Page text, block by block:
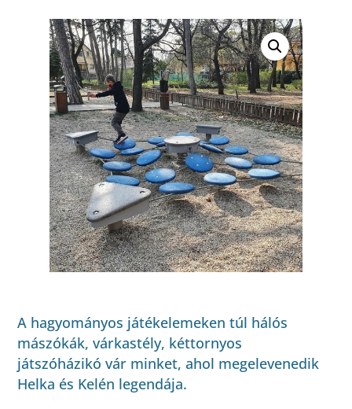
A hagyományos játékelemeken túl hálós
mászókák, várkastély, kéttornyos
játszóházikó vár minket, ahol megelevenedik
Helka és Kelén legendája.